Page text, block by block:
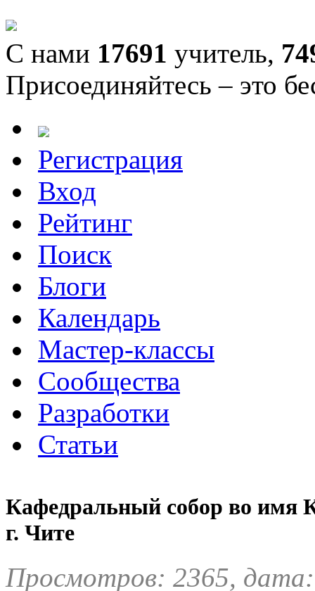
С нами 17691 учитель,
Присоединяйтесь – это
Регистрация
Вход
Рейтинг
Поиск
Блоги
Календарь
Мастер-классы
Сообщества
Разработки
Статьи
Кафедральный собор во имя
г. Чите
Просмотров: 2365,